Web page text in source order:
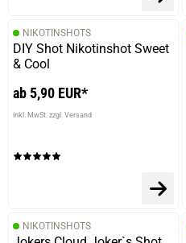
NIKOTINSHOTS
DIY Shot Nikotinshot Sweet
& Cool
ab 5,90 EUR*
inkl. MwSt. zzgl. Versand
NIKOTINSHOTS